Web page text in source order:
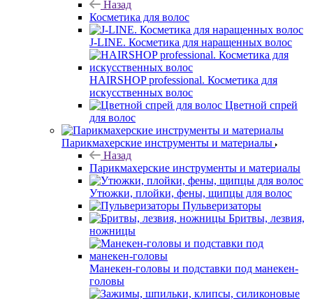
Назад
Косметика для волос
J-LINE. Косметика для наращенных волос
HAIRSHOP professional. Косметика для
искусственных волос
Цветной спрей
для волос
Парикмахерские инструменты и материалы
Назад
Парикмахерские инструменты и материалы
Утюжки, плойки, фены, щипцы для волос
Пульверизаторы
Бритвы, лезвия,
ножницы
Манекен-головы и подставки под манекен-
головы